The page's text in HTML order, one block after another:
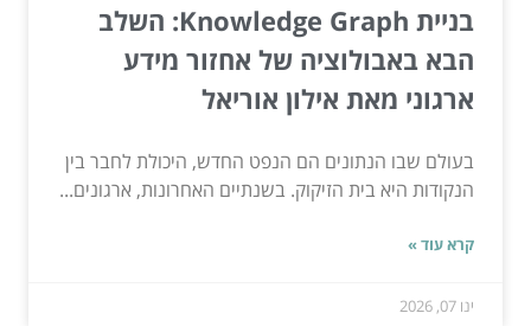
בניית Knowledge Graph: השלב
הבא באבולוציה של אחזור מידע
ארגוני מאת אילון אוריאל
בעולם שבו הנתונים הם הנפט החדש, היכולת לחבר בין
הנקודות היא בית הזיקוק. בשנתיים האחרונות, ארגונים...
קרא עוד »
ינו 07, 2026